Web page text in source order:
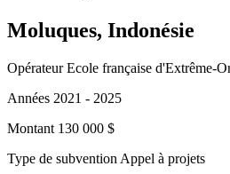
Moluques, Indonésie
Opérateur Ecole française d'Extrême-
Années 2021 - 2025
Montant 130 000 $
Type de subvention Appel à projets